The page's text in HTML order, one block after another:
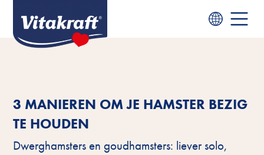
3 MANIEREN OM JE HAMSTER BEZIG
TE HOUDEN
Dwerghamsters en goudhamsters: liever solo,